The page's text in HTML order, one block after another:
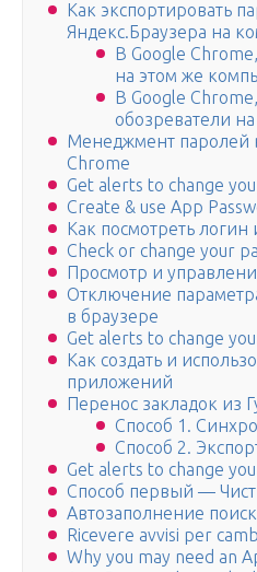
Как экспортировать
Яндекс.Браузера на
В Google
на этом же
В Google
обозреватели
Менеджмент паролей
Chrome
Get alerts to change
Create & use App
Как посмотреть логин
Check or change your
Просмотр и
Отключение
в браузере
Get alerts to change
Как создать и
приложений
Перенос закладок из
Способ 1.
Способ 2.
Get alerts to change
Способ первый —
Автозаполнение
Ricevere avvisi per
Why you may need an